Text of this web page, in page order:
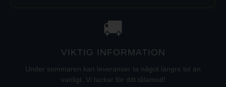
🚚
VIKTIG INFORMATION
Under sommaren kan leveranser ta något längre tid än
vanligt. Vi tackar för ditt tålamod!